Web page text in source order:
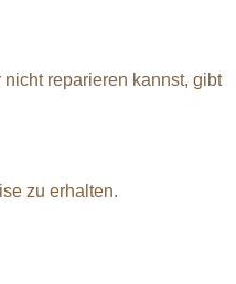
reparieren kannst, gibt
zu erhalten.